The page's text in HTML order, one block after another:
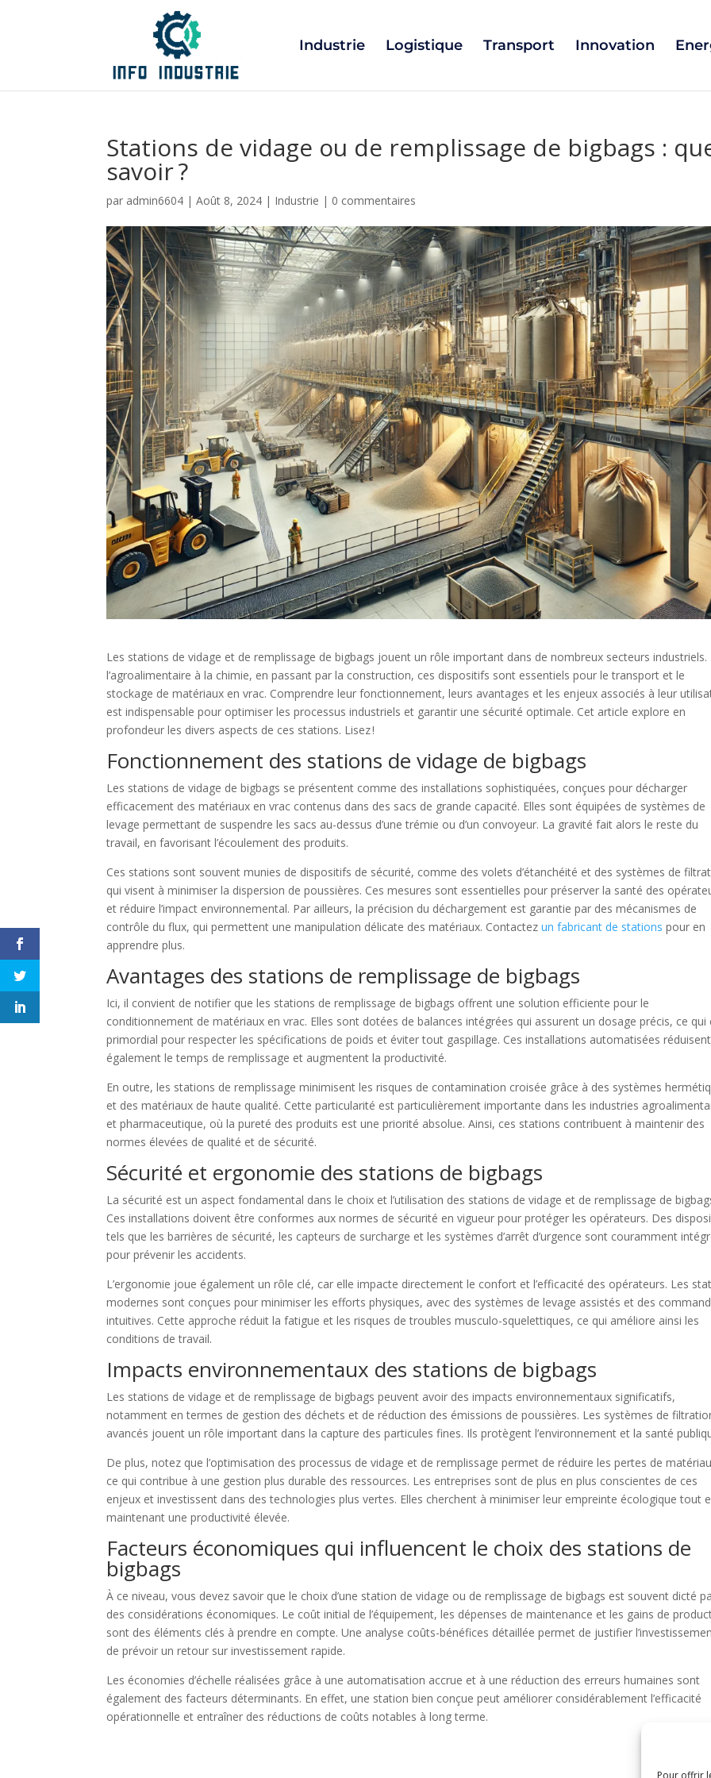
Pour offrir
Industrie Logistique Transport Innovation
Stations de vidage ou de remplissage de bigbags :
savoir ?
par admin6604 |Août 8, 2024 | Industrie | 0 commentaires
Les stations de vidage et de remplissage de bigbags jouent un rôle important dans de nombreux secteurs industriels.
l’agroalimentaire à la chimie, en passant par la construction, ces dispositifs sont essentiels pour le transport et le
stockage de matériaux en vrac. Comprendre leur fonctionnement, leurs avantages et les enjeux associés à leur
est indispensable pour optimiser les processus industriels et garantir une sécurité optimale. Cet article explore en
profondeur les divers aspects de ces stations. Lisez !
Fonctionnement des stations de vidage de bigbags
Les stations de vidage de bigbags se présentent comme des installations sophistiquées, conçues pour décharger
efficacement des matériaux en vrac contenus dans des sacs de grande capacité. Elles sont équipées de systèmes de
levage permettant de suspendre les sacs au-dessus d’une trémie ou d’un convoyeur. La gravité fait alors le reste du
travail, en favorisant l’écoulement des produits.
Ces stations sont souvent munies de dispositifs de sécurité, comme des volets d’étanchéité et des systèmes de
qui visent à minimiser la dispersion de poussières. Ces mesures sont essentielles pour préserver la santé des
et réduire l’impact environnemental. Par ailleurs, la précision du déchargement est garantie par des mécanismes de
contrôle du flux, qui permettent une manipulation délicate des matériaux. Contactezun fabricant de stations pour en
apprendre plus.
Avantages des stations de remplissage de bigbags
Ici, il convient de notifier que les stations de remplissage de bigbags offrent une solution efficiente pour le
conditionnement de matériaux en vrac. Elles sont dotées de balances intégrées qui assurent un dosage précis, ce qui
primordial pour respecter les spécifications de poids et éviter tout gaspillage. Ces installations automatisées réduisent
également le temps de remplissage et augmentent la productivité.
En outre, les stations de remplissage minimisent les risques de contamination croisée grâce à des systèmes
et des matériaux de haute qualité. Cette particularité est particulièrement importante dans les industries
et pharmaceutique, où la pureté des produits est une priorité absolue. Ainsi, ces stations contribuent à maintenir des
normes élevées de qualité et de sécurité.
Sécurité et ergonomie des stations de bigbags
La sécurité est un aspect fondamental dans le choix et l’utilisation des stations de vidage et de remplissage de
Ces installations doivent être conformes aux normes de sécurité en vigueur pour protéger les opérateurs. Des
tels que les barrières de sécurité, les capteurs de surcharge et les systèmes d’arrêt d’urgence sont couramment
pour prévenir les accidents.
L’ergonomie joue également un rôle clé, car elle impacte directement le confort et l’efficacité des opérateurs. Les
modernes sont conçues pour minimiser les efforts physiques, avec des systèmes de levage assistés et des
intuitives. Cette approche réduit la fatigue et les risques de troubles musculo-squelettiques, ce qui améliore ainsi les
conditions de travail.
Impacts environnementaux des stations de bigbags
Les stations de vidage et de remplissage de bigbags peuvent avoir des impacts environnementaux significatifs,
notamment en termes de gestion des déchets et de réduction des émissions de poussières. Les systèmes de
avancés jouent un rôle important dans la capture des particules fines. Ils protègent l’environnement et la santé
De plus, notez que l’optimisation des processus de vidage et de remplissage permet de réduire les pertes de
ce qui contribue à une gestion plus durable des ressources. Les entreprises sont de plus en plus conscientes de ces
enjeux et investissent dans des technologies plus vertes. Elles cherchent à minimiser leur empreinte écologique tout
maintenant une productivité élevée.
Facteurs économiques qui influencent le choix des stations de
bigbags
À ce niveau, vous devez savoir que le choix d’une station de vidage ou de remplissage de bigbags est souvent dicté
des considérations économiques. Le coût initial de l’équipement, les dépenses de maintenance et les gains de
sont des éléments clés à prendre en compte. Une analyse coûts-bénéfices détaillée permet de justifier
de prévoir un retour sur investissement rapide.
Les économies d’échelle réalisées grâce à une automatisation accrue et à une réduction des erreurs humaines sont
également des facteurs déterminants. En effet, une station bien conçue peut améliorer considérablement l’efficacité
opérationnelle et entraîner des réductions de coûts notables à long terme.